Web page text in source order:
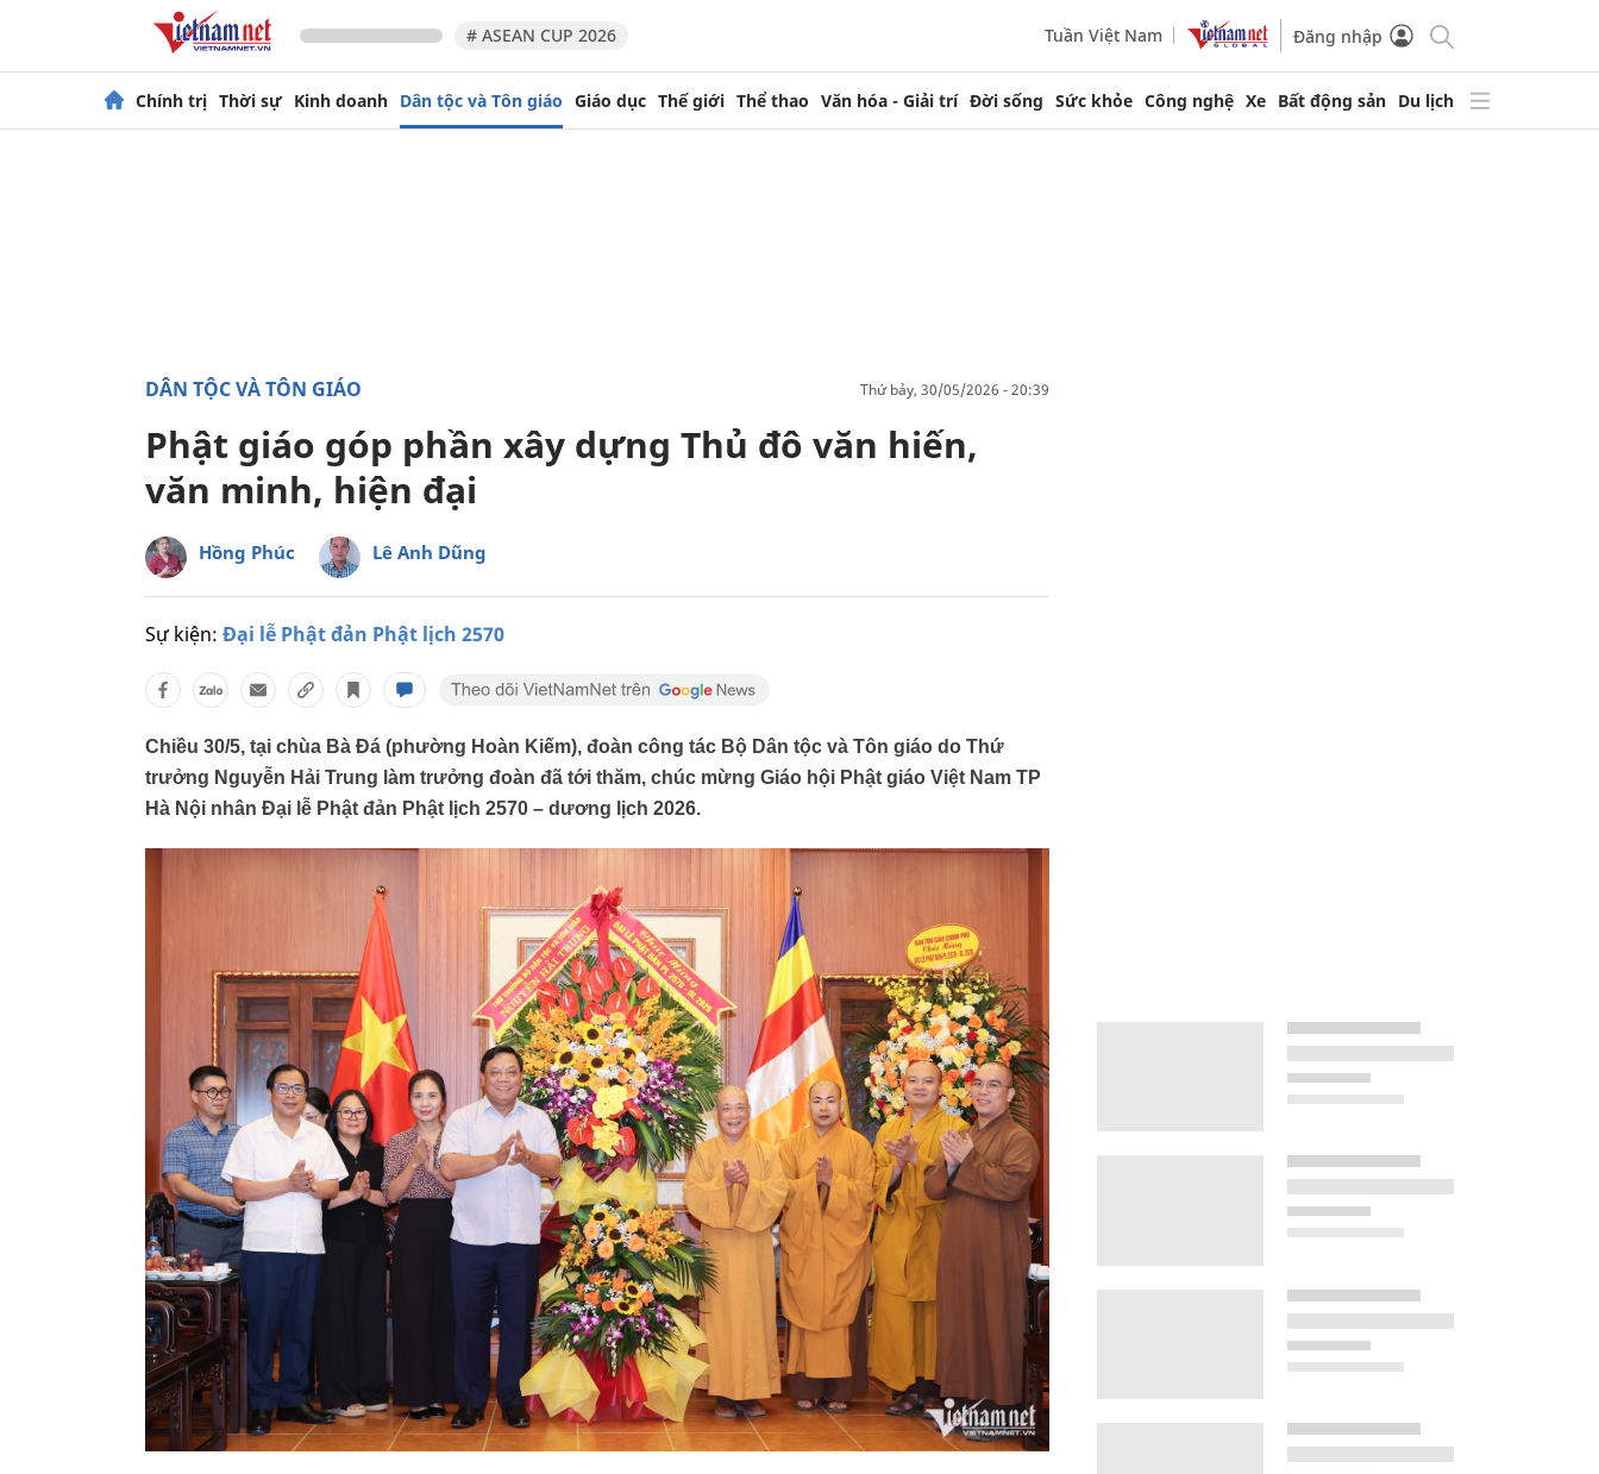
# ASEAN CUP 2026 Tuần Việt Nam Đăng nhập
Chính trị Thời sự Kinh doanh Dân tộc và Tôn giáo Giáo dục Thế giới Thể thao Văn hóa - Giải trí Đời sống Sức khỏe Công nghệ Xe Bất động sản Du lịch
DÂN TỘC VÀ TÔN GIÁO thứ bảy, 30/05/2026 - 20:39
Phật giáo góp phần xây dựng Thủ đô văn hiến,
văn minh, hiện đại
Hồng Phúc Lê Anh Dũng
Sự kiện: Đại lễ Phật đản Phật lịch 2570
Chiều 30/5, tại chùa Bà Đá (phường Hoàn Kiếm), đoàn công tác Bộ Dân tộc và Tôn giáo do Thứ
trưởng Nguyễn Hải Trung làm trưởng đoàn đã tới thăm, chúc mừng Giáo hội Phật giáo Việt Nam TP
Hà Nội nhân Đại lễ Phật đản Phật lịch 2570 – dương lịch 2026.